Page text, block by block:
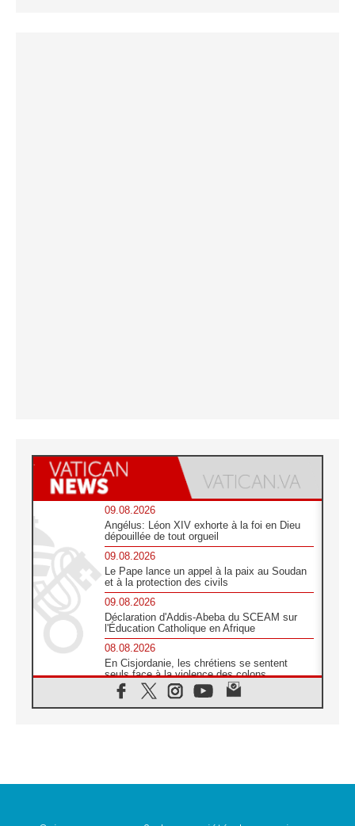
09.08.2026
Angélus: Léon XIV exhorte à la foi en Dieu
dépouillée de tout orgueil
09.08.2026
Le Pape lance un appel à la paix au Soudan
et à la protection des civils
09.08.2026
Déclaration d'Addis-Abeba du SCEAM sur
l'Éducation Catholique en Afrique
08.08.2026
En Cisjordanie, les chrétiens se sentent
seuls face à la violence des colons
08.08.2026
Léon XIV au sanctuaire de Notre Dame du
08.08.2026